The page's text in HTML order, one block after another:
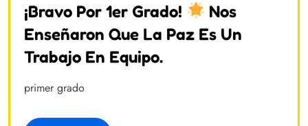
¡Bravo Por 1er Grado!
Nos
Enseñaron Que La Paz Es Un
Trabajo En Equipo.
primer grado